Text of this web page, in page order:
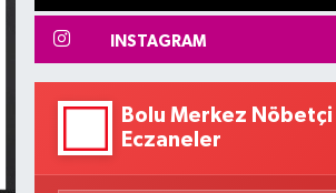
INSTAGRAM
Bolu Merkez Nöbetçi
Eczaneler